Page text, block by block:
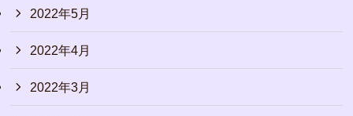
2022年5月
2022年4月
2022年3月